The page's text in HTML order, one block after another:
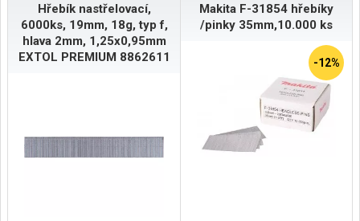
Hřebík nastřelovací,
6000ks, 19mm, 18g, typ f,
hlava 2mm, 1,25x0,95mm
EXTOL PREMIUM 8862611
Makita F-31854 hřebíky
/pinky 35mm,10.000 ks
-12%